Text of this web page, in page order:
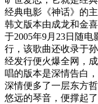
经典电影《神话》的
韩文版本由成龙和金
于2005年9月23日随
行，该歌曲还收录于
经发行便火爆全网，
唱的版本是深情告白
深情便多了一层东方
悠远的琴音，便撑起